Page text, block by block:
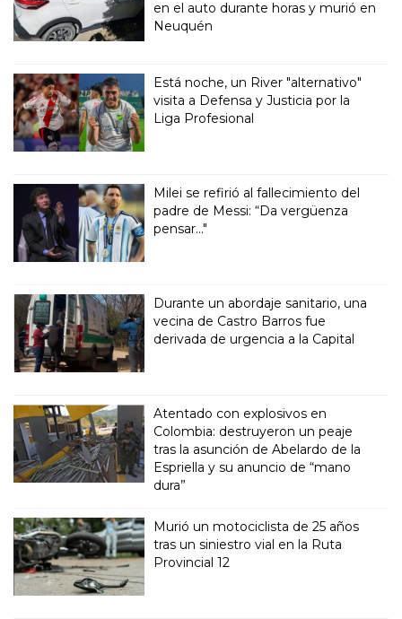
en el auto durante horas y murió en
Neuquén
Está noche, un River "alternativo"
visita a Defensa y Justicia por la
Liga Profesional
Milei se refirió al fallecimiento del
padre de Messi: “Da vergüenza
pensar..."
Durante un abordaje sanitario, una
vecina de Castro Barros fue
derivada de urgencia a la Capital
Atentado con explosivos en
Colombia: destruyeron un peaje
tras la asunción de Abelardo de la
Espriella y su anuncio de “mano
dura”
Murió un motociclista de 25 años
tras un siniestro vial en la Ruta
Provincial 12